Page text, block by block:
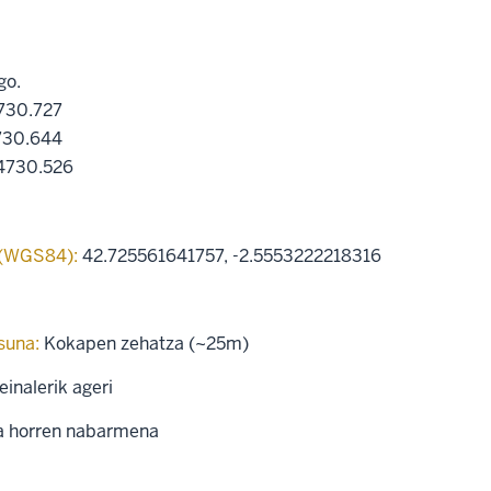
42.725561641757, -2.5553222218316
Kokapen zehatza (~25m)
ageri
horren nabarmena